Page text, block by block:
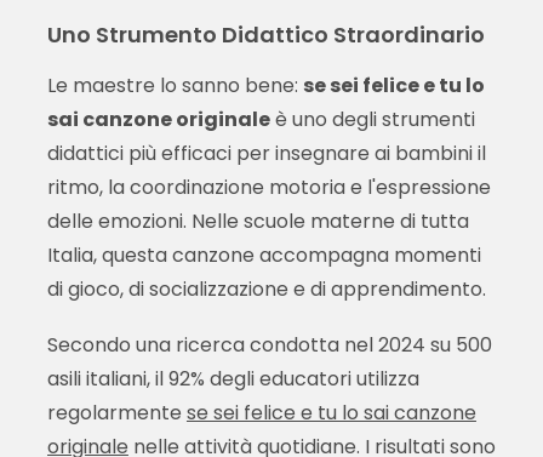
Uno Strumento Didattico Straordinario
Le maestre lo sanno bene: se sei felice e tu lo
sai canzone originaleè uno degli strumenti
didattici più efficaci per insegnare ai bambini il
ritmo, la coordinazione motoria e l'espressione
delle emozioni. Nelle scuole materne di tutta
Italia, questa canzone accompagna momenti
di gioco, di socializzazione e di apprendimento.
Secondo una ricerca condotta nel 2024 su 500
asili italiani, il 92% degli educatori utilizza
regolarmente se sei felice e tu lo sai canzone
originale nelle attività quotidiane. I risultati sono